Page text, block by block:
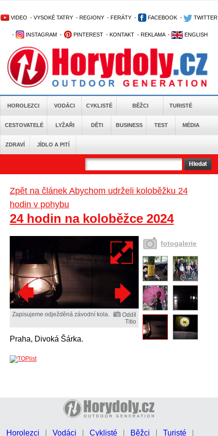
VIDEO - VYSOKÉ TATRY - REGIONY - FERÁTY - FACEBOOK - TWITTER
- INSTAGRAM - PINTEREST - KONTAKT - REKLAMA - ENGLISH
HOROLEZCI VODÁCI CYKLISTÉ BĚŽCI TURISTÉ
CESTOVATELÉ LYŽAŘI DĚTI BUSINESS TEST MÉDIA
ZDRAVÍ JÍDLO A PITÍ
Zpět na článek Abychom udrželi koloběžku 24
hodin v pohybu
24 hodin na koloběžce 2024
Zapisujeme odježděná závodní kola.
Oddíl
Titio
Praha, Divoká Šárka.
fotogalerie
Horolezci Vodáci Cyklisté Běžci Turisté